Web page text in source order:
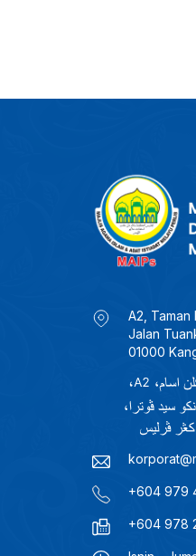
A2, Taman
Jalan
01000
+604 979
+604 978